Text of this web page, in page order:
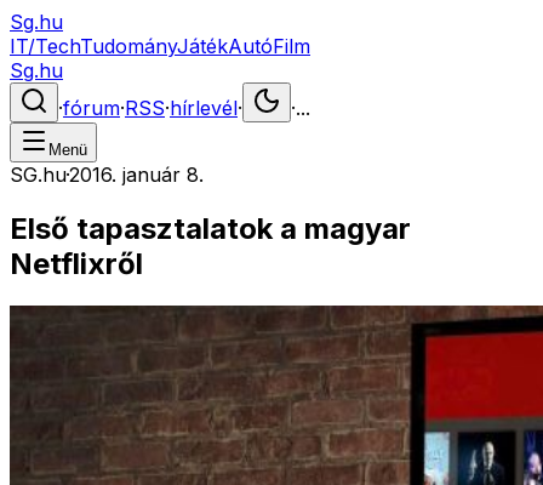
Sg.hu
IT/TechTudományJátékAutóFilm
Sg.hu
·fórum·RSS·hírlevél· ·...
Menü
SG.hu·2016. január 8.
Első tapasztalatok a magyar
Netflixről